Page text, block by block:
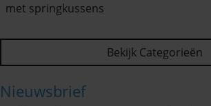
met springkussens
Bekijk Categorieën
Nieuwsbrief